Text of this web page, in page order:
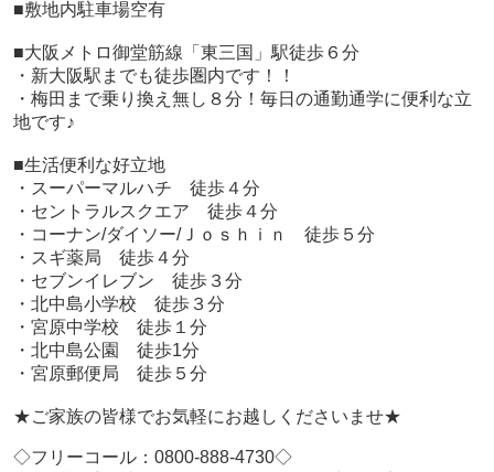
■敷地内駐車場空有
■大阪メトロ御堂筋線「東三国」駅徒歩６分
・新大阪駅までも徒歩圏内です！！
・梅田まで乗り換え無し８分！毎日の通勤通学に便利な立
地です♪
■生活便利な好立地
・スーパーマルハチ 徒歩４分
・セントラルスクエア 徒歩４分
・コーナン/ダイソー/Ｊｏｓｈｉｎ 徒歩５分
・スギ薬局 徒歩４分
・セブンイレブン 徒歩３分
・北中島小学校 徒歩３分
・宮原中学校 徒歩１分
・北中島公園 徒歩1分
・宮原郵便局 徒歩５分
★ご家族の皆様でお気軽にお越しくださいませ★
◇フリーコール：0800-888-4730◇